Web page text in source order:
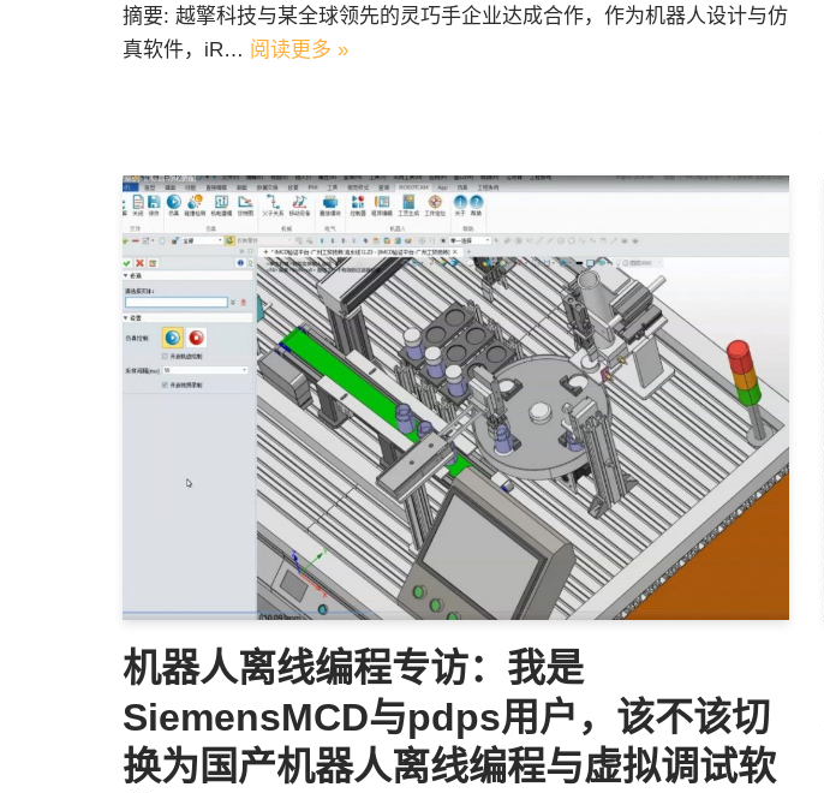
摘要: 越擎科技与某全球领先的灵巧手企业达成合作，作为机器人设计与仿
真软件，iR… 阅读更多 »
机器人离线编程专访：我是
SiemensMCD与pdps用户，该不该切
换为国产机器人离线编程与虚拟调试软